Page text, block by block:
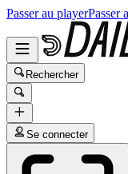
Passer au playerPasser
Rechercher
Se connecter